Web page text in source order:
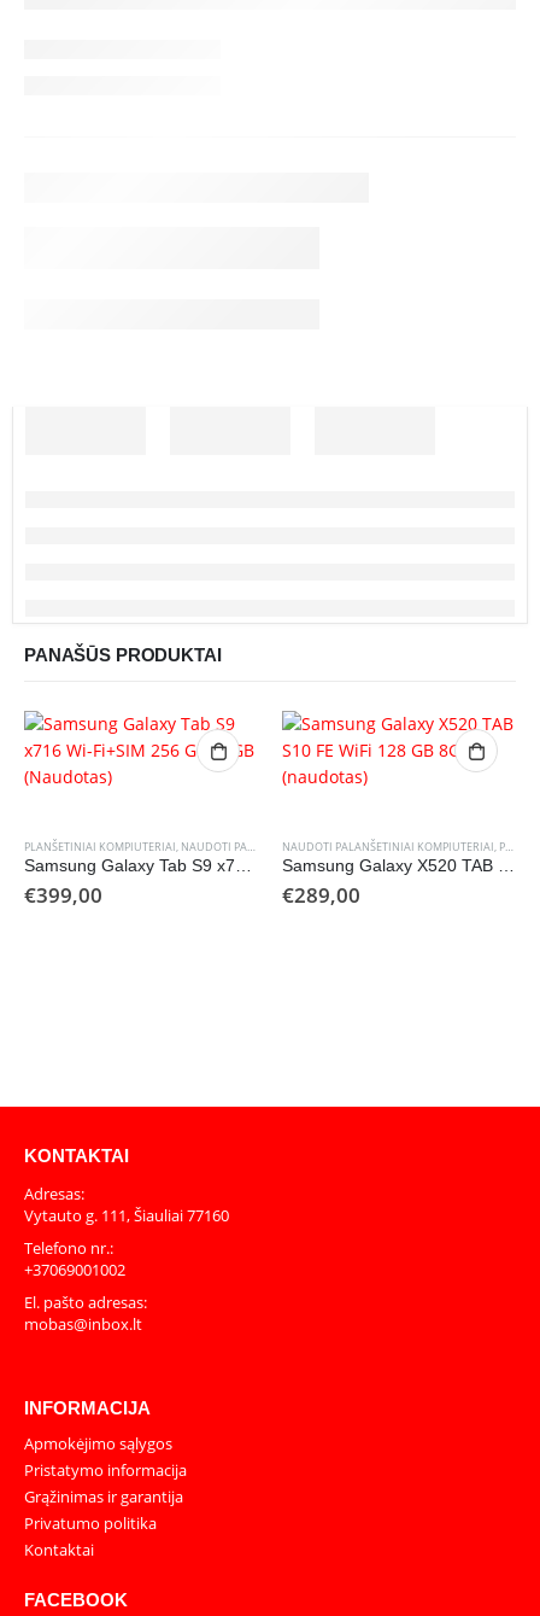
PANAŠŪS PRODUKTAI
PLANŠETINIAI KOMPIUTERIAI, NAUDOTI PALANŠETINIAI KOMPIUTERIAI
Samsung Galaxy Tab S9 x716 Wi-Fi+SIM 256 GB 12GB (Naudotas)
€399,00
NAUDOTI PALANŠETINIAI KOMPIUTERIAI, PLANŠETINIAI KOMPIUTERIAI
Samsung Galaxy X520 TAB S10 FE WiFi 128 GB 8GB (naudotas)
€289,00
KONTAKTAI
Adresas:
Vytauto g. 111, Šiauliai 77160
Telefono nr.:
+37069001002
El. pašto adresas:
mobas@inbox.lt
INFORMACIJA
Apmokėjimo sąlygos
Pristatymo informacija
Grąžinimas ir garantija
Privatumo politika
Kontaktai
FACEBOOK